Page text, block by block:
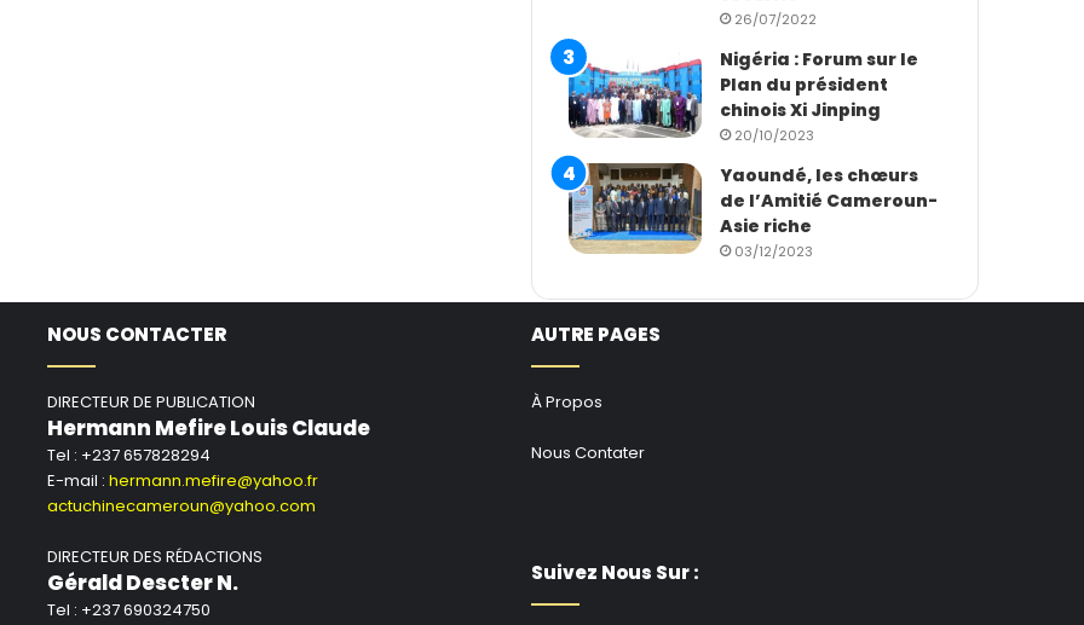
26/07/2022
Nigéria : Forum sur le
Plan du président
chinois Xi Jinping
20/10/2023
Yaoundé, les chœurs
de l’Amitié Cameroun-
Asie riche
03/12/2023
NOUS CONTACTER
DIRECTEUR DE PUBLICATION
Hermann Mefire Louis Claude
Tel : +237 657828294
E-mail : hermann.mefire@yahoo.fr
actuchinecameroun@yahoo.com
DIRECTEUR DES RÉDACTIONS
Gérald Descter N.
Tel : +237 690324750
AUTRE PAGES
À Propos
Nous Contater
Suivez Nous Sur :